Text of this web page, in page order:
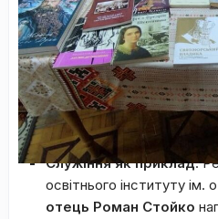
Молитва та
зі спільної молитви під
Миколи Прунака.
Шептицькі на
Драпакпредставила
родини Шептицьких із
маловідомі факти їхньої
Служіння як приклад:
освітнього інституту ім.
отець Роман Стойко